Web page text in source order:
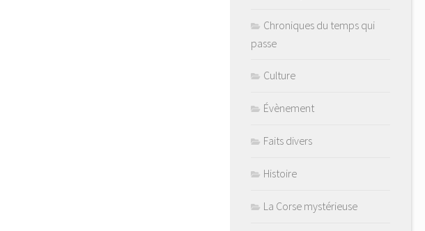
Chroniques du temps qui
passe
Culture
Évènement
Faits divers
Histoire
La Corse mystérieuse